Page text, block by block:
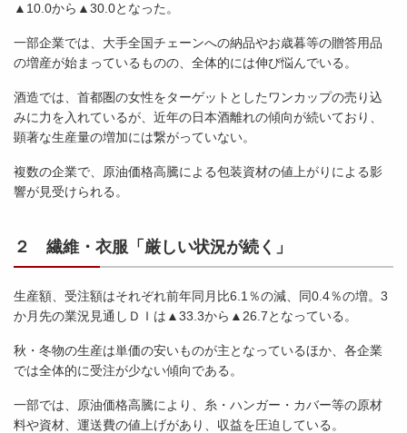
▲10.0から▲30.0となった。
一部企業では、大手全国チェーンへの納品やお歳暮等の贈答用品
の増産が始まっているものの、全体的には伸び悩んでいる。
酒造では、首都圏の女性をターゲットとしたワンカップの売り込
みに力を入れているが、近年の日本酒離れの傾向が続いており、
顕著な生産量の増加には繋がっていない。
複数の企業で、原油価格高騰による包装資材の値上がりによる影
響が見受けられる。
２ 繊維・衣服「厳しい状況が続く」
生産額、受注額はそれぞれ前年同月比6.1％の減、同0.4％の増。3
か月先の業況見通しＤＩは▲33.3から▲26.7となっている。
秋・冬物の生産は単価の安いものが主となっているほか、各企業
では全体的に受注が少ない傾向である。
一部では、原油価格高騰により、糸・ハンガー・カバー等の原材
料や資材、運送費の値上げがあり、収益を圧迫している。